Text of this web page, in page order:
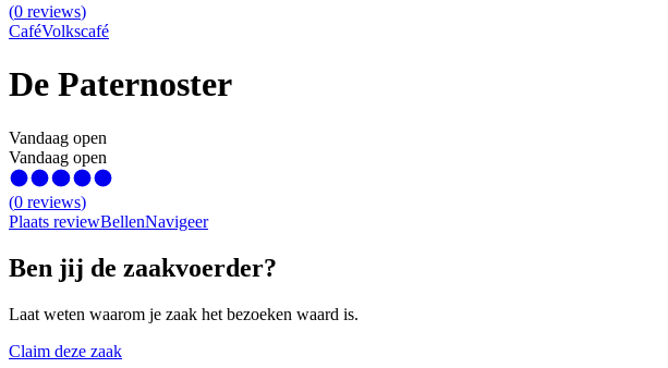
(0 reviews)
CaféVolkscafé
De Paternoster
Vandaag open
Vandaag open
(0 reviews)
Plaats reviewBellenNavigeer
Ben jij de zaakvoerder?
Laat weten waarom je zaak het bezoeken waard is.
Claim deze zaak